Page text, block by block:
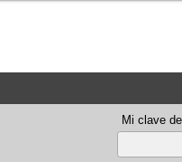
Mi clave